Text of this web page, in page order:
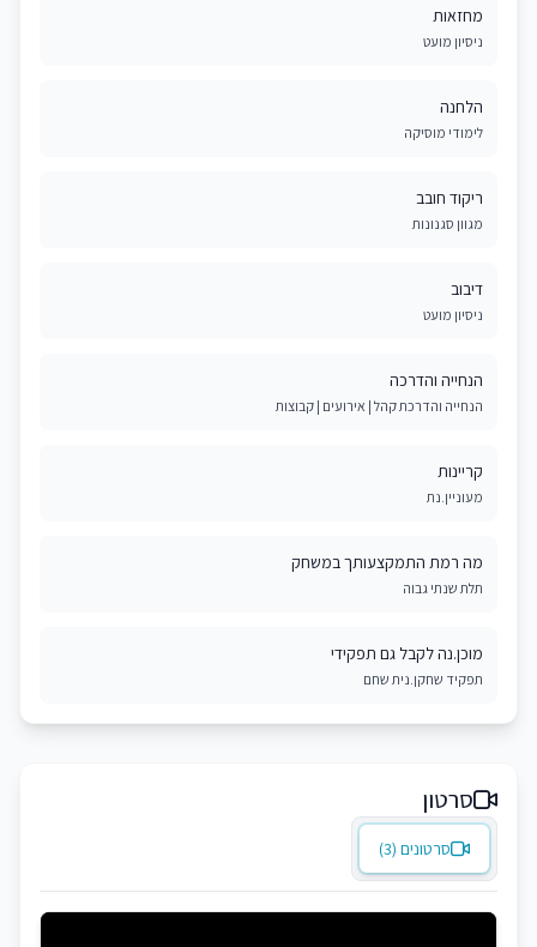
מחזאות
ניסיון מועט
הלחנה
לימודי מוסיקה
ריקוד חובב
מגוון סגנונות
דיבוב
ניסיון מועט
הנחייה והדרכה
הנחייה והדרכת קהל | אירועים | קבוצות
קריינות
מעוניין.נת
מה רמת התמקצעותך במשחק
תלת שנתי גבוה
מוכן.נה לקבל גם תפקידי
תפקיד שחקן.נית שחם
סרטון
סרטונים (3)